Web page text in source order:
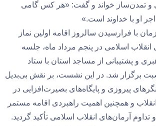
و تمدن‌ساز خواند و گفت: «هر کس گامی
او با خداوند است.»
با فرارسیدن سالروز اقامه اولین نماز
اسلامی در پنجم مرداد ماه، جلسه
و پشتیبانی از مساجد استان با ستاد
برگزار شد. در این نشست، بر نقش بی‌بدیل
پیروزی و پایگاه‌های بصیرت‌افزایی در
و همچنین اهمیت راهبردی اقامه مستمر
آرمان‌های انقلاب اسلامی تأکید گردید.